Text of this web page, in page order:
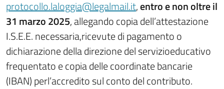
protocollo.laloggia@legalmail.it,entro e non oltre il
31 marzo 2025, allegando copia dell’attestazione
I.S.E.E. necessaria,ricevute di pagamento o
dichiarazione della direzione del servizioeducativo
frequentato e copia delle coordinate bancarie
(IBAN) perl’accredito sul conto del contributo.